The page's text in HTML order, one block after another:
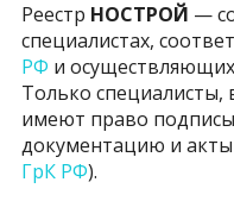
Реестр НОСТРОЙ —
специалистах,
РФ и
Только
имеют право
документацию и
ГрК РФ).